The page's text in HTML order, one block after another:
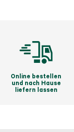
Online bestellen
und nach Hause
liefern lassen